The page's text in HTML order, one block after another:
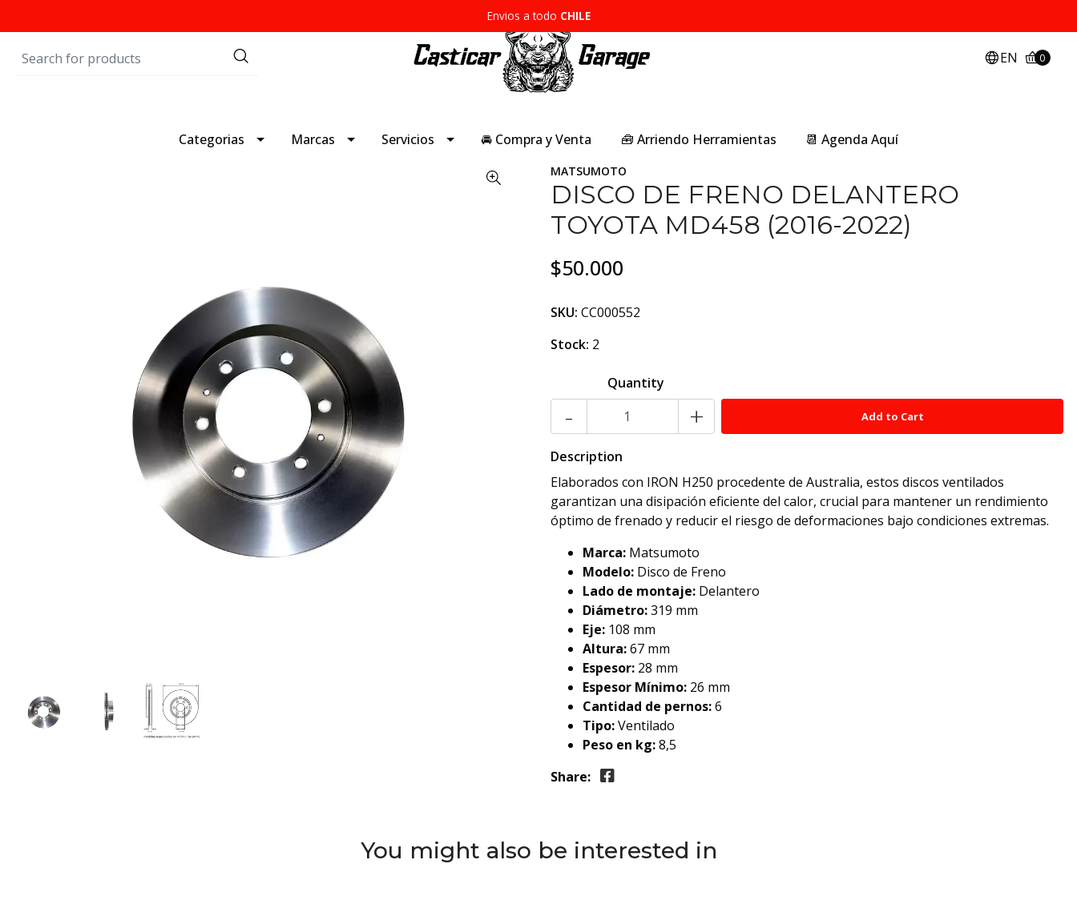
Envios a todo CHILE
EN 0
Categorias Marcas Servicios 🚘 Compra y Venta 🧰 Arriendo Herramientas 📆 Agenda Aquí
MATSUMOTO
DISCO DE FRENO DELANTERO
TOYOTA MD458 (2016-2022)
$50.000
SKU: CC000552
Stock: 2
Quantity
- +
Description
Elaborados con IRON H250 procedente de Australia, estos discos ventilados
garantizan una disipación eficiente del calor, crucial para mantener un rendimiento
óptimo de frenado y reducir el riesgo de deformaciones bajo condiciones extremas.
Marca: Matsumoto
Modelo: Disco de Freno
Lado de montaje: Delantero
Diámetro:319 mm
Eje: 108 mm
Altura:67 mm
Espesor: 28 mm
Espesor Mínimo: 26 mm
Cantidad de pernos:6
Tipo:Ventilado
Peso en kg:8,5
Share:
You might also be interested in